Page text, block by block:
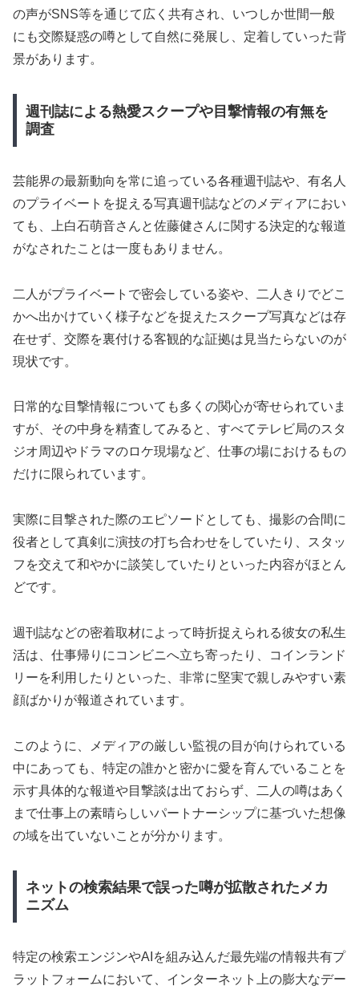
の声がSNS等を通じて広く共有され、いつしか世間一般
にも交際疑惑の噂として自然に発展し、定着していった背
景があります。
週刊誌による熱愛スクープや目撃情報の有無を
調査
芸能界の最新動向を常に追っている各種週刊誌や、有名人
のプライベートを捉える写真週刊誌などのメディアにおい
ても、上白石萌音さんと佐藤健さんに関する決定的な報道
がなされたことは一度もありません。
二人がプライベートで密会している姿や、二人きりでどこ
かへ出かけていく様子などを捉えたスクープ写真などは存
在せず、交際を裏付ける客観的な証拠は見当たらないのが
現状です。
日常的な目撃情報についても多くの関心が寄せられていま
すが、その中身を精査してみると、すべてテレビ局のスタ
ジオ周辺やドラマのロケ現場など、仕事の場におけるもの
だけに限られています。
実際に目撃された際のエピソードとしても、撮影の合間に
役者として真剣に演技の打ち合わせをしていたり、スタッ
フを交えて和やかに談笑していたりといった内容がほとん
どです。
週刊誌などの密着取材によって時折捉えられる彼女の私生
活は、仕事帰りにコンビニへ立ち寄ったり、コインランド
リーを利用したりといった、非常に堅実で親しみやすい素
顔ばかりが報道されています。
このように、メディアの厳しい監視の目が向けられている
中にあっても、特定の誰かと密かに愛を育んでいることを
示す具体的な報道や目撃談は出ておらず、二人の噂はあく
まで仕事上の素晴らしいパートナーシップに基づいた想像
の域を出ていないことが分かります。
ネットの検索結果で誤った噂が拡散されたメカ
ニズム
特定の検索エンジンやAIを組み込んだ最先端の情報共有プ
ラットフォームにおいて、インターネット上の膨大なデー